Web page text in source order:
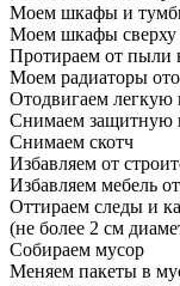
Моем шкафы и
Моем шкафы сверху
Протираем от пыли
Моем радиаторы
Отодвигаем легкую
Снимаем защитную
Снимаем скотч
Избавляем от
Избавляем мебель
Оттираем следы и
(не более 2 см
Собираем мусор
Меняем пакеты в